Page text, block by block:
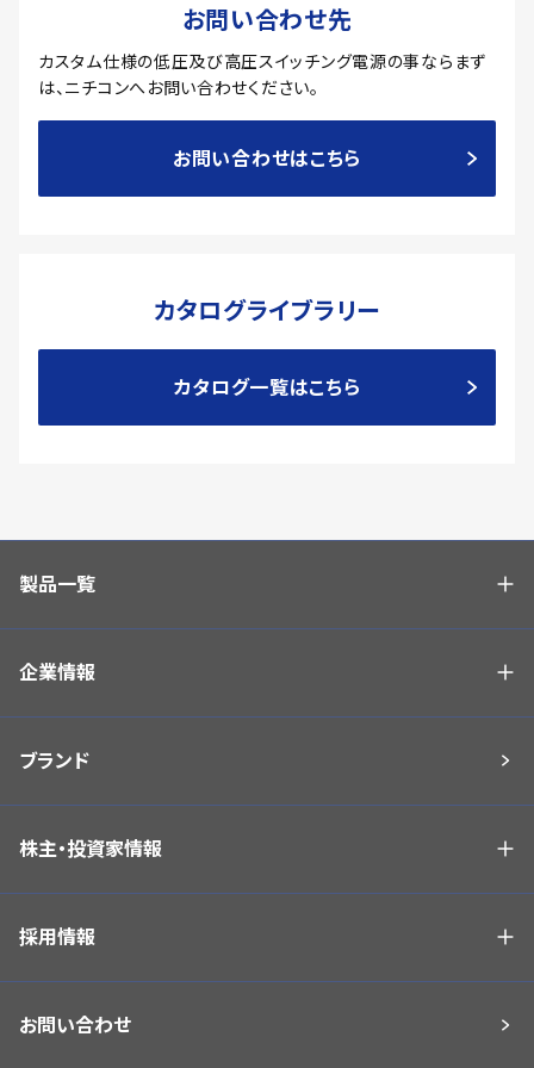
お問い合わせ先
カスタム仕様の低圧及び高圧スイッチング電源の事ならまず
は、ニチコンへお問い合わせください。
お問い合わせはこちら
カタログライブラリー
カタログ一覧はこちら
製品一覧
企業情報
ブランド
株主・投資家情報
採用情報
お問い合わせ